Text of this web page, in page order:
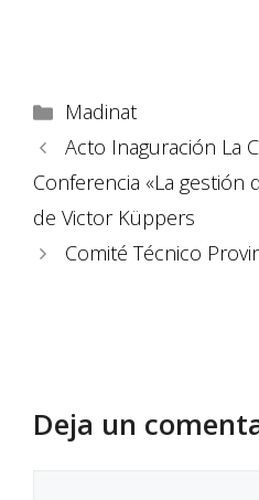
Madinat
Acto Inaguración La
Conferencia «La gestión
de Victor Küppers
Comité Técnico
Deja un